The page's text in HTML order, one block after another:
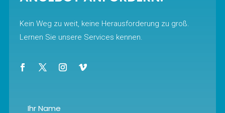
Kein Weg zu weit, keine Herausforderung zu groß.
Lernen Sie unsere Services kennen.